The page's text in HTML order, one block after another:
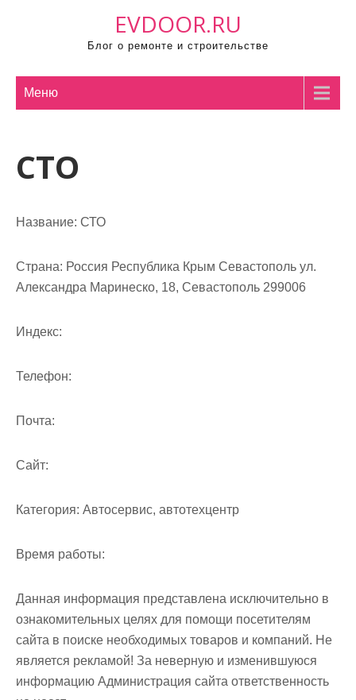
EVDOOR.RU
Блог о ремонте и строительстве
Меню
СТО
Название: СТО
Страна: Россия Республика Крым Севастополь ул.
Александра Маринеско, 18, Севастополь 299006
Индекс:
Телефон:
Почта:
Cайт:
Категория: Автосервис, автотехцентр
Время работы:
Данная информация представлена исключительно в
ознакомительных целях для помощи посетителям
сайта в поиске необходимых товаров и компаний. Не
является рекламой! За неверную и изменившуюся
информацию Администрация сайта ответственность